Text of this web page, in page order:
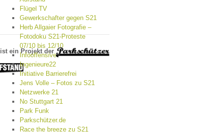
Flügel TV
Gewerkschafter gegen S21
Herb Allgaier Fotografie –
Fotodoku S21-Proteste
07/10 bis 12/10
Infooffensive
Ingenieure22
Initiative Barrierefrei
Jens Volle – Fotos zu S21
Netzwerke 21
No Stuttgart 21
Park Funk
Parkschützer.de
Race the breeze zu S21
ist ein Projekt der